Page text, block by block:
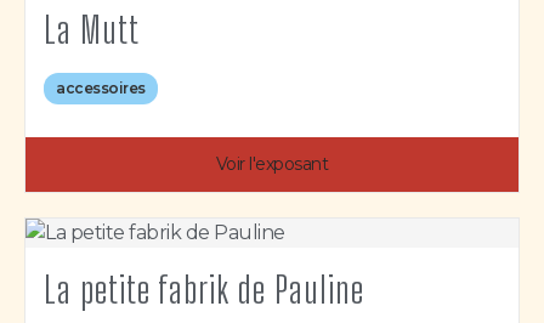
La Mutt
accessoires
Voir l'exposant
La petite fabrik de Pauline